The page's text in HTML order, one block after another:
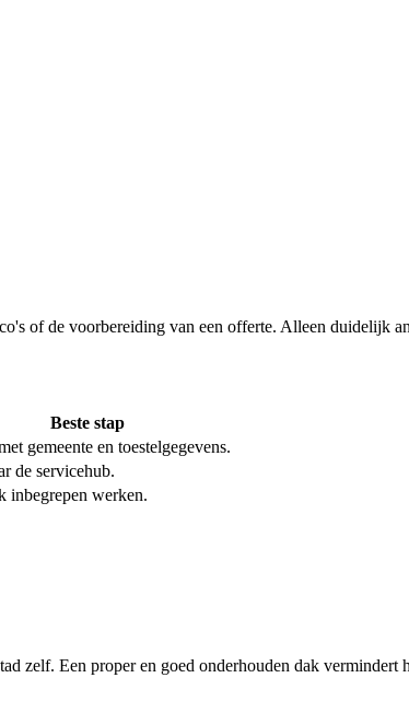
of de voorbereiding van een offerte. Alleen duidelijk
Beste stap
gemeente en toestelgegevens.
de servicehub.
inbegrepen werken.
zelf. Een proper en goed onderhouden dak